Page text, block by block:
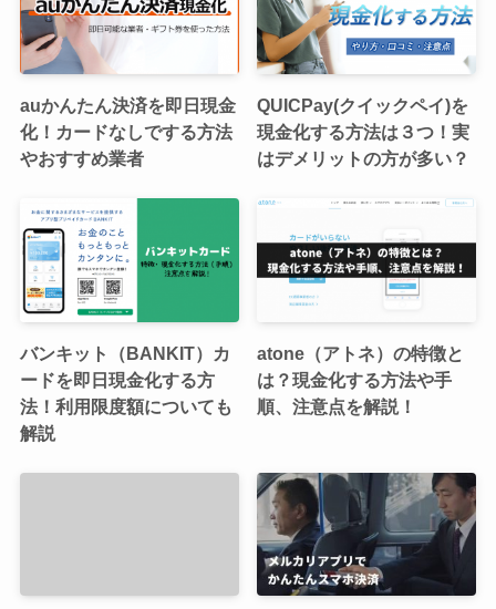
auかんたん決済を即日現金
化！カードなしでする方法
やおすすめ業者
QUICPay(クイックペイ)を
現金化する方法は３つ！実
はデメリットの方が多い？
バンキット（BANKIT）カ
ードを即日現金化する方
法！利用限度額についても
解説
atone（アトネ）の特徴と
は？現金化する方法や手
順、注意点を解説！